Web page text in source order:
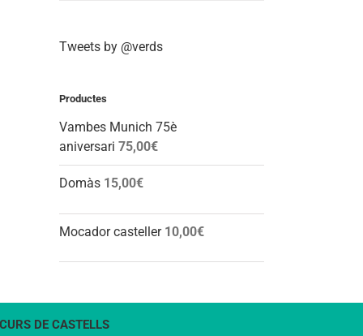
Tweets by @verds
Productes
Vambes Munich 75è
aniversari 75,00€
Domàs 15,00€
Mocador casteller 10,00€
DE CASTELLS